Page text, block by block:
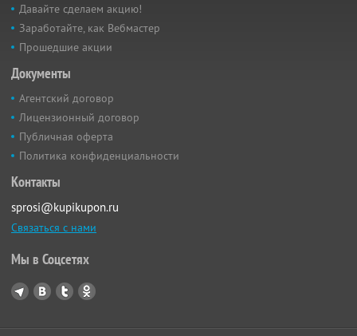
Давайте сделаем акцию!
Заработайте, как Вебмастер
Прошедшие акции
Документы
Агентский договор
Лицензионный договор
Публичная оферта
Политика конфиденциальности
Контакты
sprosi@kupikupon.ru
Связаться с нами
Мы в Соцсетях